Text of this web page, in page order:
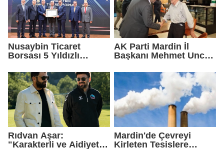
Nusaybin Ticaret
Borsası 5 Yıldızlı
Yeniden Aldı
AK Parti Mardin İl
Başkanı Mehmet Uncu:
Geleceğimizi
Korumaktır"
Rıdvan Aşar:
"Karakterli ve Aidiyet
Mardin'de Çevreyi
Kirleten Tesislere